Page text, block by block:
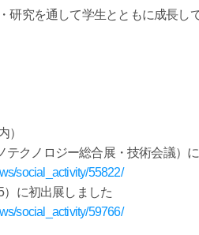
究を通して学生とともに成長し
）
テクノロジー総合展・技術会議）
social_activity/55822/
）に初出展しました
social_activity/59766/